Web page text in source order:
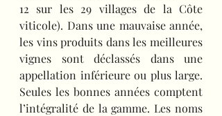
12 sur les 29 villages de la Côte
viticole). Dans une mauvaise année,
les vins produits dans les meilleures
vignes sont déclassés dans une
appellation inférieure ou plus large.
Seules les bonnes années comptent
l’intégralité de la gamme. Les noms